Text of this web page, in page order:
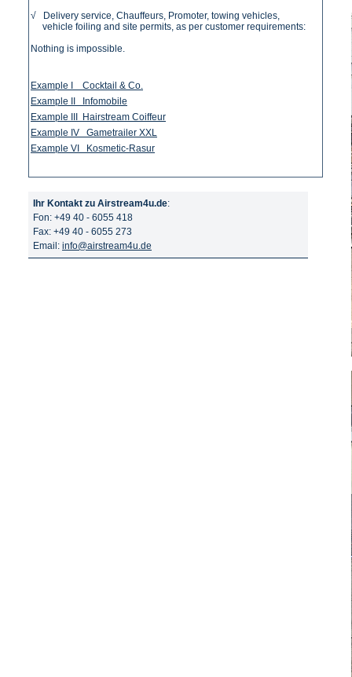
√ Delivery service, Chauffeurs, Promoter, towing vehicles,
vehicle foiling and site permits, as per customer requirements:
Nothing is impossible.
Example I Cocktail & Co.
Example II Infomobile
Example III Hairstream Coiffeur
Example IV Gametrailer XXL
Example VI Kosmetic-Rasur
Ihr Kontakt zu Airstream4u.de:
Fon: +49 40 - 6055 418
Fax: +49 40 - 6055 273
Email: info@airstream4u.de